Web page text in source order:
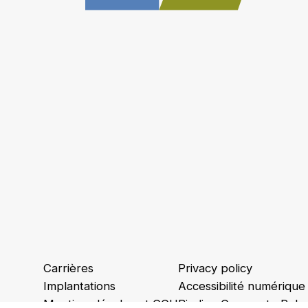
Carrières
Implantations
Mentions légales et CGU
Privacy policy
Accessibilité numérique
Binding Corporate